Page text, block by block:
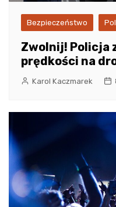
Bezpieczeństwo
Zwolnij! Policja
prędkości na
Karol Kaczmarek